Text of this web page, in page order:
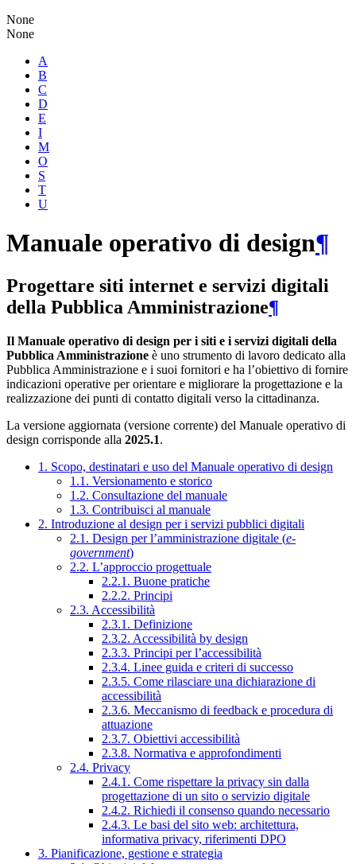
None
None
A
B
C
D
E
I
M
O
S
T
U
Manuale operativo di design¶
Progettare siti internet e servizi digitali
della Pubblica Amministrazione¶
Il Manuale operativo di design per i siti e i servizi digitali della
Pubblica Amministrazione è uno strumento di lavoro dedicato alla
Pubblica Amministrazione e i suoi fornitori e ha l’obiettivo di fornire
indicazioni operative per orientare e migliorare la progettazione e la
realizzazione dei punti di contatto digitali verso la cittadinanza.
La versione aggiornata (versione corrente) del Manuale operativo di
design corrisponde alla 2025.1.
1. Scopo, destinatari e uso del Manuale operativo di design
1.1. Versionamento e storico
1.2. Consultazione del manuale
1.3. Contribuisci al manuale
2. Introduzione al design per i servizi pubblici digitali
2.1. Design per l’amministrazione digitale (e-
government)
2.2. L’approccio progettuale
2.2.1. Buone pratiche
2.2.2. Principi
2.3. Accessibilità
2.3.1. Definizione
2.3.2. Accessibilità by design
2.3.3. Principi per l’accessibilità
2.3.4. Linee guida e criteri di successo
2.3.5. Come rilasciare una dichiarazione di
accessibilità
2.3.6. Meccanismo di feedback e procedura di
attuazione
2.3.7. Obiettivi accessibilità
2.3.8. Normativa e approfondimenti
2.4. Privacy
2.4.1. Come rispettare la privacy sin dalla
progettazione di un sito o servizio digitale
2.4.2. Richiedi il consenso quando necessario
2.4.3. Le basi del sito web: architettura,
informativa privacy, riferimenti DPO
3. Pianificazione, gestione e strategia